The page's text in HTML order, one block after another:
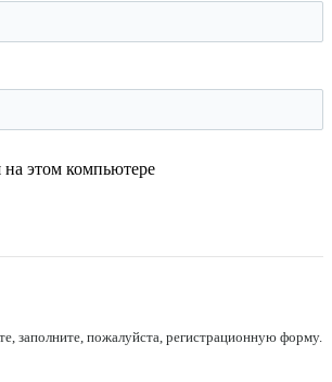
этом компьютере
заполните, пожалуйста, регистрационную форму.